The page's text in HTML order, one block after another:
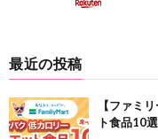
最近の投稿
【ファミ
ト食品10